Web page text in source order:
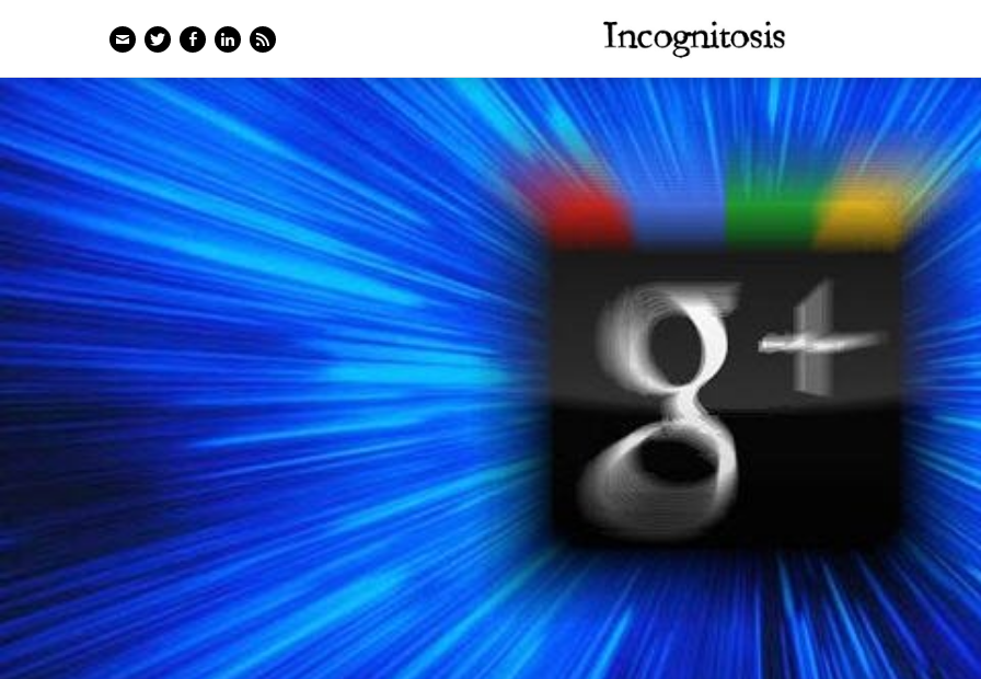
EmailTwitterFacebook
LinkedIn
Feed